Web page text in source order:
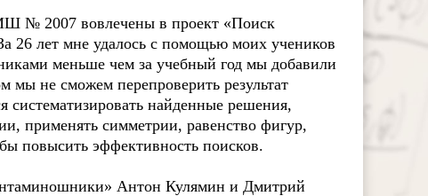
№ 2007 вовлечены в проект «Поиск
26 лет мне удалось с помощью моих учеников
меньше чем за учебный год мы добавили
не сможем перепроверить результат
систематизировать найденные решения,
применять симметрии, равенство фигур,
повысить эффективность поисков.
Антон Кулямин и Дмитрий